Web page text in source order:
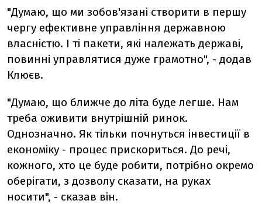
"Думаю, що ми зобов'язані створити в першу
чергу ефективне управління державною
власністю. І ті пакети, які належать державі,
повинні управлятися дуже грамотно", - додав
Клюєв.
"Думаю, що ближче до літа буде легше. Нам
треба оживити внутрішній ринок.
Однозначно. Як тільки почнуться інвестиції в
економіку - процес прискориться. До речі,
кожного, хто це буде робити, потрібно окремо
оберігати, з дозволу сказати, на руках
носити", - сказав він.